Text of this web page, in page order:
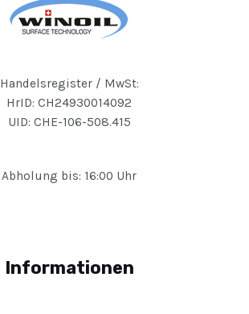
Handelsregister / MwSt:
HrID: CH24930014092
UID: CHE-106-508.415
Abholung bis: 16:00 Uhr
Informationen